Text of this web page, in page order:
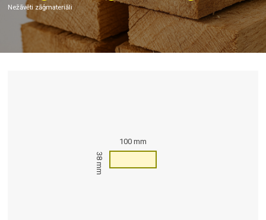
Nežāvēti zāģmateriāli
100 mm
38 mm